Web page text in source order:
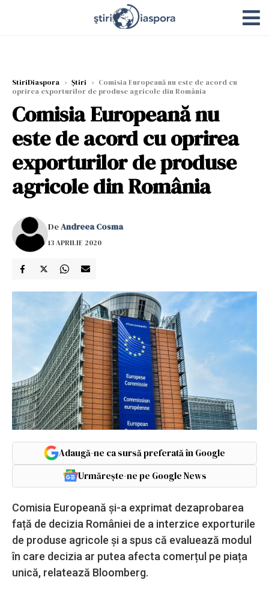
StiriDiaspora › Știri › Comisia Europeană nu este de acord cu
oprirea exporturilor de produse agricole din România
Comisia Europeană nu
este de acord cu oprirea
exporturilor de produse
agricole din România
DeAndreea Cosma
13 APRILIE 2020
Adaugă-ne ca sursă preferată în Google
Urmărește-ne pe Google News
Comisia Europeană și-a exprimat dezaprobarea
față de decizia României de a interzice exporturile
de produse agricole și a spus că evaluează modul
în care decizia ar putea afecta comerțul pe piața
unică, relatează Bloomberg.